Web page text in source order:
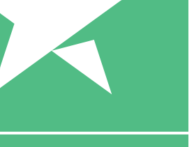
1000